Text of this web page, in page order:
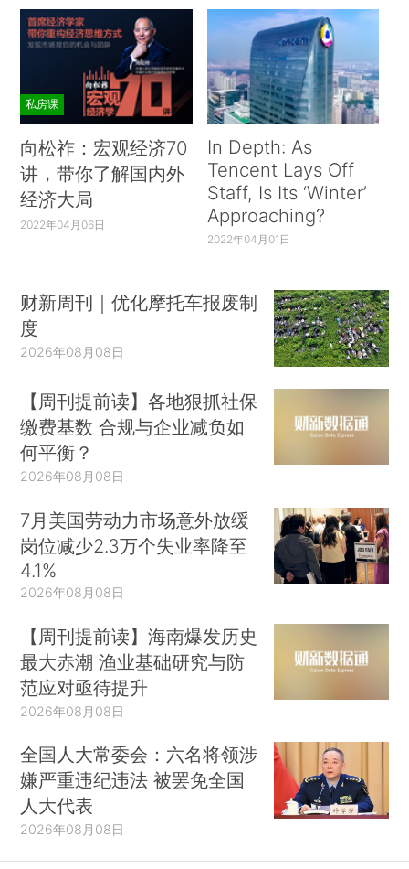
私房课
向松祚：宏观经济70
讲，带你了解国内外
经济大局
2022年04月06日
In Depth: As
Tencent Lays Off
Staff, Is Its ‘Winter’
Approaching?
2022年04月01日
财新周刊｜优化摩托车报废制
度
2026年08月08日
【周刊提前读】各地狠抓社保
缴费基数 合规与企业减负如
何平衡？
2026年08月08日
7月美国劳动力市场意外放缓
岗位减少2.3万个失业率降至
4.1%
2026年08月08日
【周刊提前读】海南爆发历史
最大赤潮 渔业基础研究与防
范应对亟待提升
2026年08月08日
全国人大常委会：六名将领涉
嫌严重违纪违法 被罢免全国
人大代表
2026年08月08日